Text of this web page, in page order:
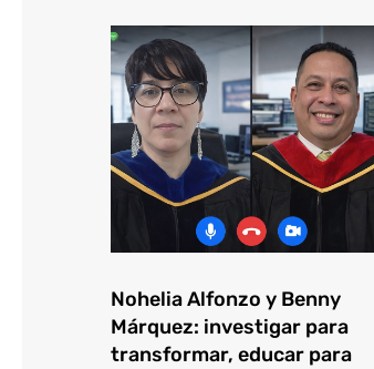
Nohelia Alfonzo y Benny
Márquez: investigar para
transformar, educar para